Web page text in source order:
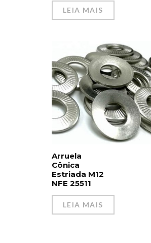
LEIA MAIS
Arruela
Cônica
Estriada M12
NFE 25511
LEIA MAIS